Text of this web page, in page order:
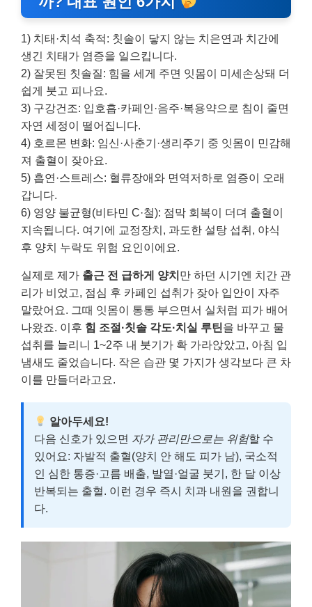
1) 치태·치석 축적: 칫솔이 닿지 않는 치은연과 치간에
생긴 치태가 염증을 일으킵니다.
2) 잘못된 칫솔질: 힘을 세게 주면 잇몸이 미세손상돼 더
쉽게 붓고 피나요.
3) 구강건조: 입호흡·카페인·음주·복용약으로 침이 줄면
자연 세정이 떨어집니다.
4) 호르몬 변화: 임신·사춘기·생리주기 중 잇몸이 민감해
져 출혈이 잦아요.
5) 흡연·스트레스: 혈류장애와 면역저하로 염증이 오래
갑니다.
6) 영양 불균형(비타민 C·철): 점막 회복이 더뎌 출혈이
지속됩니다. 여기에 교정장치, 과도한 설탕 섭취, 야식
후 양치 누락도 위험 요인이에요.
실제로 제가 출근 전 급하게 양치 만 하던 시기엔 치간 관
리가 비었고, 점심 후 카페인 섭취가 잦아 입안이 자주
말랐어요. 그때 잇몸이 통통 부으면서 실처럼 피가 배어
나왔죠. 이후 힘 조절·칫솔 각도·치실 루틴을 바꾸고 물
섭취를 늘리니 1~2주 내 붓기가 확 가라앉았고, 아침 입
냄새도 줄었습니다. 작은 습관 몇 가지가 생각보다 큰 차
이를 만들더라고요.
알아두세요!
다음 신호가 있으면 자가 관리만으로는 위험할 수
있어요: 자발적 출혈(양치 안 해도 피가 남), 국소적
인 심한 통증·고름 배출, 발열·얼굴 붓기, 한 달 이상
반복되는 출혈. 이런 경우 즉시 치과 내원을 권합니
다.